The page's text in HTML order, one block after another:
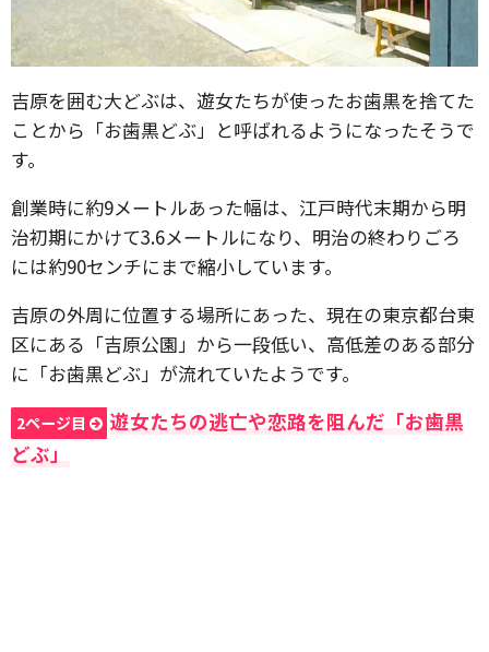
吉原を囲む大どぶは、遊女たちが使ったお歯黒を捨てた
ことから「お歯黒どぶ」と呼ばれるようになったそうで
す。
創業時に約9メートルあった幅は、江戸時代末期から明
治初期にかけて3.6メートルになり、明治の終わりごろ
には約90センチにまで縮小しています。
吉原の外周に位置する場所にあった、現在の東京都台東
区にある「吉原公園」から一段低い、高低差のある部分
に「お歯黒どぶ」が流れていたようです。
2ページ目
遊女たちの逃亡や恋路を阻んだ「お歯黒
どぶ」